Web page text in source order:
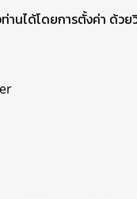
านได้โดยการตั้งค่า ด้ว